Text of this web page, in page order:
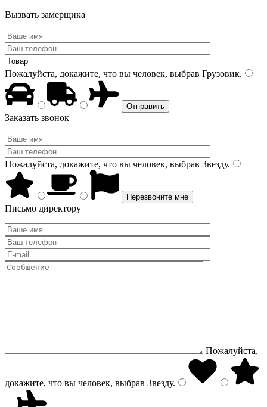
Вызвать замерщика
Пожалуйста, докажите, что вы человек, выбрав Грузовик.
Заказать звонок
Пожалуйста, докажите, что вы человек, выбрав Звезду.
Письмо директору
Пожалуйста,
докажите, что вы человек, выбрав Звезду.